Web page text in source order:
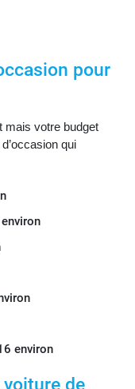
pour
mais votre budget
qui
environ
voiture de